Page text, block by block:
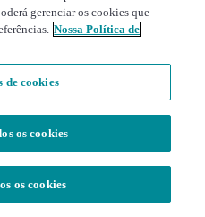
gerenciar os cookies que
Nossa Política de
de cookies
os cookies
os cookies